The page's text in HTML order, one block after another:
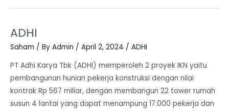
ADHI
Saham / By Admin / April 2, 2024 / ADHI
PT Adhi Karya Tbk (ADHI) memperoleh 2 proyek IKN yaitu
pembangunan hunian pekerja konstruksi dengan nilai
kontrak Rp 567 miliar, dengan membangun 22 tower rumah
susun 4 lantai yang dapat menampung 17.000 pekerja dan